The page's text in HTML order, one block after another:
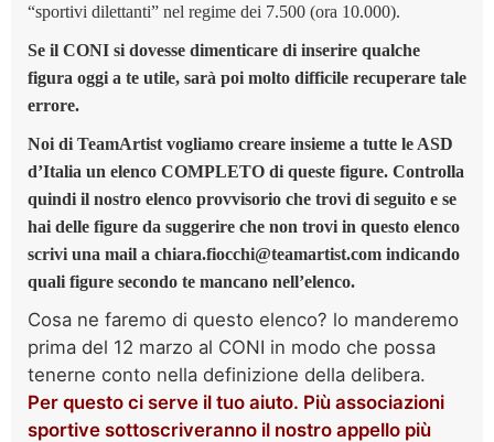
“sportivi dilettanti” nel regime dei 7.500 (ora 10.000).
Se il CONI si dovesse dimenticare di inserire qualche
figura oggi a te utile, sarà poi molto difficile recuperare tale
errore.
Noi di TeamArtist vogliamo creare insieme a tutte le ASD
d’Italia un elenco COMPLETO di queste figure. Controlla
quindi il nostro elenco provvisorio che trovi di seguito e se
hai delle figure da suggerire che non trovi in questo elenco
scrivi una mail a chiara.fiocchi@teamartist.com indicando
quali figure secondo te mancano nell’elenco.
Cosa ne faremo di questo elenco? lo manderemo
prima del 12 marzo al CONI in modo che possa
tenerne conto nella definizione della delibera.
Per questo ci serve il tuo aiuto. Più associazioni
sportive sottoscriveranno il nostro appello più